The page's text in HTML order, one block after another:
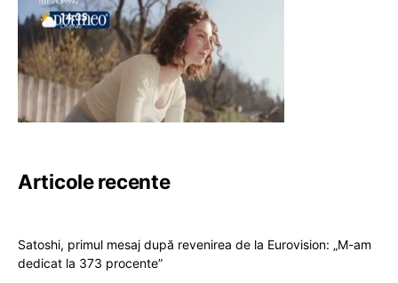
Articole recente
Satoshi, primul mesaj după revenirea de la Eurovision: „M-am
dedicat la 373 procente”